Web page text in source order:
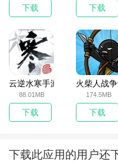
下载 下载
云逆水寒手游
88.01MB
下载
火柴人战
174.5MB
下载
下载此应用的用户还